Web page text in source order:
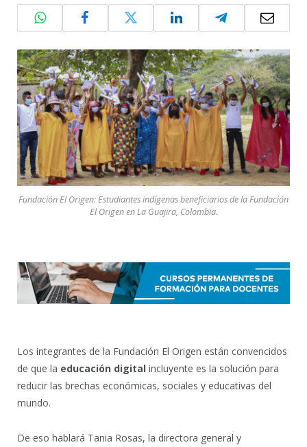
Fundación El Origen: Estudiantes indígenas beneficiarios de la Fundación
El Origen en La Guajira, Colombia.
Los integrantes de la Fundación El Origen están convencidos
de que la educación digital incluyente es la solución para
reducir las brechas económicas, sociales y educativas del
mundo.
De eso hablará Tania Rosas, la directora general y